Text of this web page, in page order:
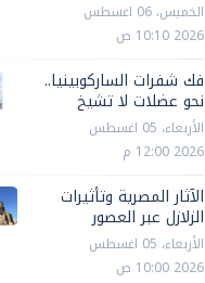
الخميس، 06 اغسطس
2026 10:10 ص
فك شفرات الساركوبينيا..
نحو عضلات لا تشيخ
الأربعاء، 05 اغسطس
2026 12:00 م
الآثار المصرية وتأثيرات
الزلازل عبر العصور
الأربعاء، 05 اغسطس
2026 10:00 ص